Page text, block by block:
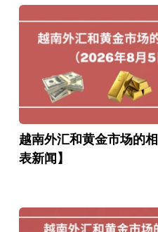
越南外汇和黄金市场的
表新闻】